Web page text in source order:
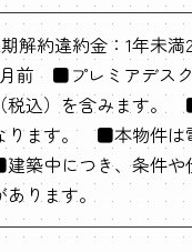
解約違約金：1年未
前 ■プレミアデス
税込）を含みます。
ります。 ■本物件は
築中につき、条件や
あります。